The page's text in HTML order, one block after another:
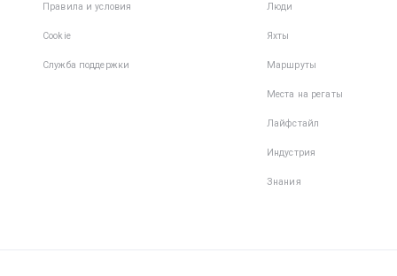
Правила и условия
Cookie
Служба поддержки
Люди
Яхты
Маршруты
Места на регаты
Лайфстайл
Индустрия
Знания